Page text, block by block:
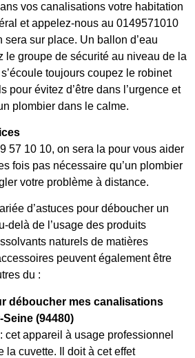
vos canalisations votre habitation
et appelez-nous au 0149571010
sur place. Un ballon d’eau
le groupe de sécurité au niveau de la
toujours coupez le robinet
pour évitez d’être dans l’urgence et
plombier dans le calme.
57 10 10, on sera la pour vous aider
fois pas nécessaire qu’un plombier
votre problème à distance.
d’astuces pour déboucher un
delà de l’usage des produits
naturels de matières
peuvent également être
du :
déboucher mes canalisations
(94480)
cet appareil à usage professionnel
la cuvette. Il doit à cet effet